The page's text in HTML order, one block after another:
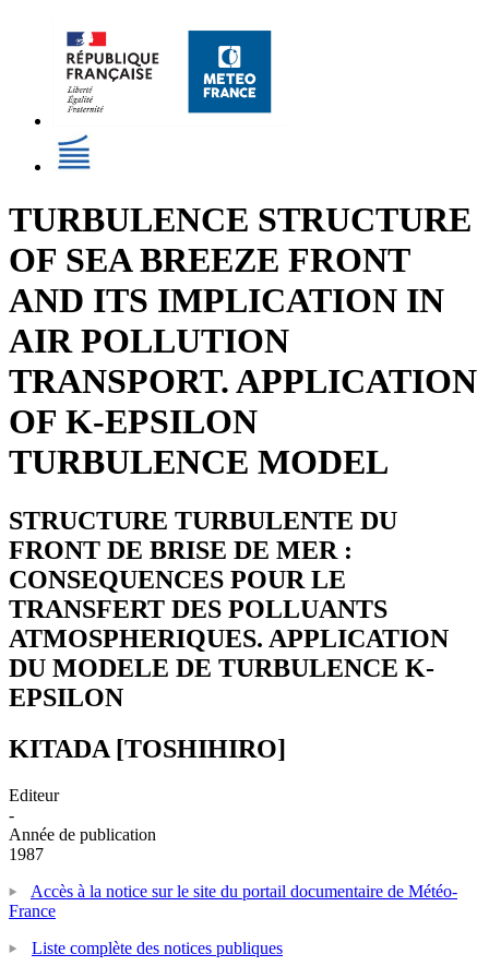
TURBULENCE STRUCTURE
OF SEA BREEZE FRONT
AND ITS IMPLICATION IN
AIR POLLUTION
TRANSPORT. APPLICATION
OF K-EPSILON
TURBULENCE MODEL
STRUCTURE TURBULENTE DU
FRONT DE BRISE DE MER :
CONSEQUENCES POUR LE
TRANSFERT DES POLLUANTS
ATMOSPHERIQUES. APPLICATION
DU MODELE DE TURBULENCE K-
EPSILON
KITADA [TOSHIHIRO]
Editeur
-
Année de publication
1987
Accès à la notice sur le site du portail documentaire de Météo-
France
Liste complète des notices publiques